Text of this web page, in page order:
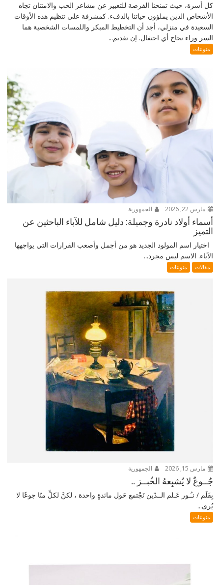
كل أسرة، حيث تمنحنا الفرصة للتعبير عن مشاعر الحب والامتنان تجاه
الأشخاص الذين يملؤون حياتنا بالدفء. كمشرفة على تنظيم هذه الأوقات
السعيدة في منزلي، أجد أن التخطيط المبكر واللمسات الشخصية هما
السر وراء نجاح أي احتفال. إن تقديم...
منوعات
مارس 22, 2026 الجمهورية
أسماء أولاد نادرة وجميلة: دليل شامل للآباء الباحثين عن
التميز
اختيار اسم المولود الجديد هو من أجمل وأصعب القرارات التي يواجهها
الآباء. الاسم ليس مجرد...
مقالات منوعات
مارس 15, 2026 الجمهورية
جُــوعٌ لا يُشبِعهُ الخُبــز ..
بِقَلَم / نـُـور عَـلم الــدّين نَجْتمع حَول مائدةٍ واحدة ، لكنَّ لكلٍّ منّا جوعًا لا
يُرى...
منوعات